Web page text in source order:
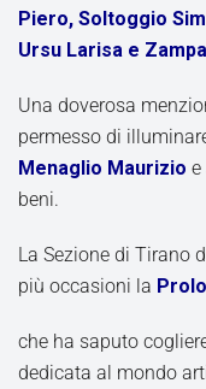
Piero, Soltoggio
Ursu Larisa e
Una doverosa
permesso di
Menaglio Maurizio e
beni.
La Sezione di Tirano
più occasioni la
che ha saputo
dedicata al mondo